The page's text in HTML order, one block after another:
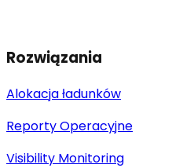
Rozwiązania
Alokacja ładunków
Reporty Operacyjne
Visibility Monitoring